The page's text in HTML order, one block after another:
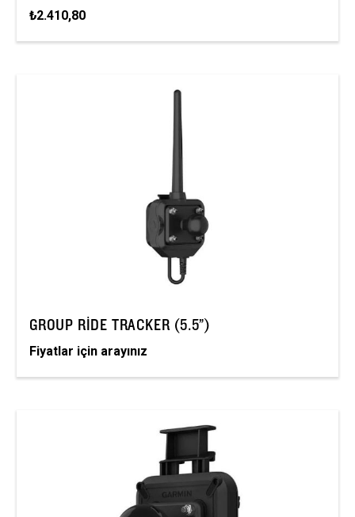
₺2.410,80
GROUP RIDE TRACKER (5.5”)
Fiyatlar için arayınız